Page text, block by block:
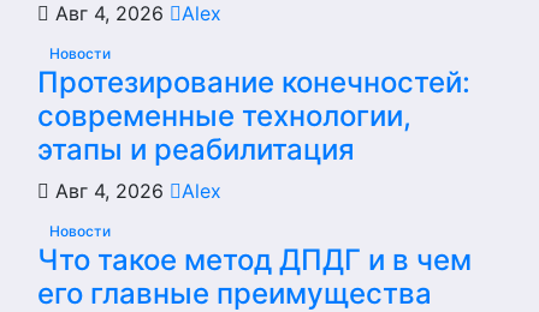
Авг 4, 2026 Alex
Новости
Протезирование конечностей:
современные технологии,
этапы и реабилитация
Авг 4, 2026 Alex
Новости
Что такое метод ДПДГ и в чем
его главные преимущества